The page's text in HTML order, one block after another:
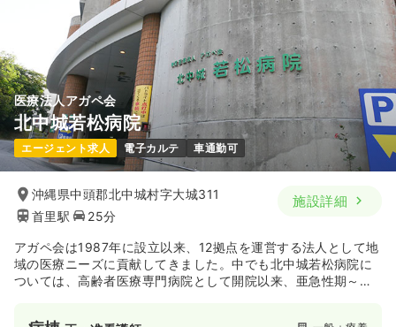
4週8休以上
月給28万円以上可
気になる 詳細を見る
日祝休み
月給29万円以上可
気になる 詳細を見る
医療法人アガペ会
北中城若松病院
エージェント求人 電子カルテ 車通勤可
沖縄県中頭郡北中城村字大城311
首里駅
25分
施設詳細
アガペ会は1987年に設立以来、12拠点を運営する法人として地
域の医療ニーズに貢献してきました。中でも北中城若松病院に
ついては、高齢者医療専門病院として開院以来、亜急性期～慢